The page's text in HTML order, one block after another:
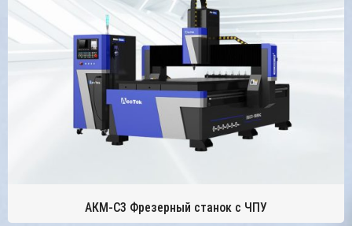
АКМ-С3 Фрезерный станок с ЧПУ